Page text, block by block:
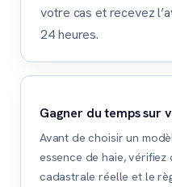
votre cas et recevez
24 heures.
Gagner du temps sur
Avant de choisir un
essence de haie, vérifiez
cadastrale réelle et le